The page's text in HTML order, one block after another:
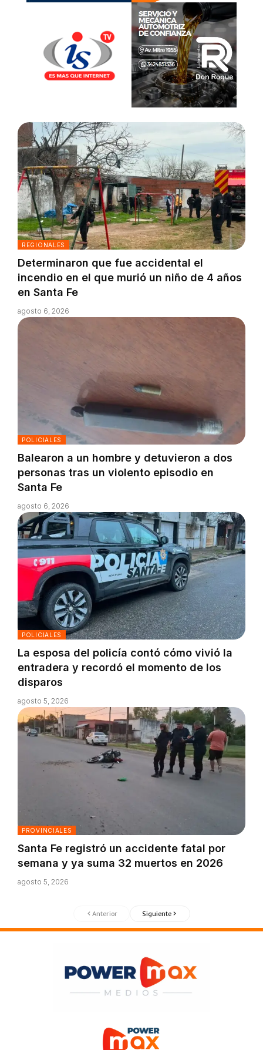
REGIONALES
Determinaron que fue accidental el
incendio en el que murió un niño de 4 años
en Santa Fe
agosto 6, 2026
POLICIALES
Balearon a un hombre y detuvieron a dos
personas tras un violento episodio en
Santa Fe
agosto 6, 2026
POLICIALES
La esposa del policía contó cómo vivió la
entradera y recordó el momento de los
disparos
agosto 5, 2026
PROVINCIALES
Santa Fe registró un accidente fatal por
semana y ya suma 32 muertos en 2026
agosto 5, 2026
Anterior Siguiente